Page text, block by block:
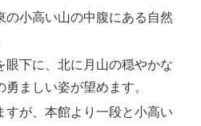
の小高い山の中腹にある自然
眼下に、北に月山の穏やかな
ましい姿が望めます。
すが、本館より一段と小高い